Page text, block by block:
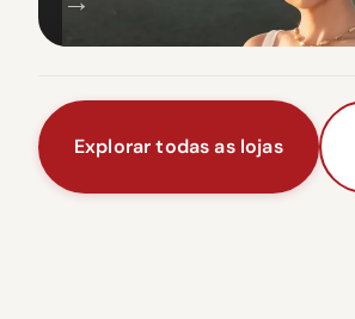
Explorar todas as lojas